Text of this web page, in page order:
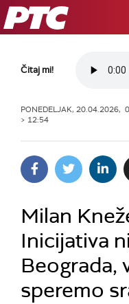
RTS
Čitaj mi!
PONEDELJAK, 20.04.2026,
> 12:54
Milan
Inicijativa
Beograda,
speremo